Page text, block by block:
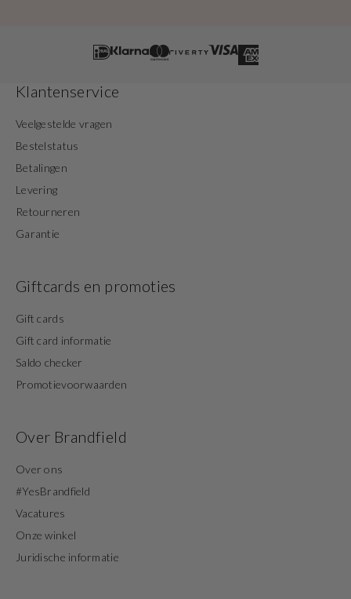
Klantenservice
Veelgestelde vragen
Bestelstatus
Betalingen
Levering
Retourneren
Garantie
Giftcards en promoties
Gift cards
Gift card informatie
Saldo checker
Promotievoorwaarden
Over Brandfield
Over ons
#YesBrandfield
Vacatures
Onze winkel
Juridische informatie